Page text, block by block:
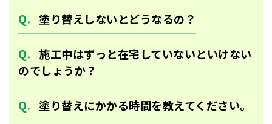
塗り替えしないとどうなるの？
施工中はずっと在宅していないといけない
のでしょうか？
塗り替えにかかる時間を教えてください。